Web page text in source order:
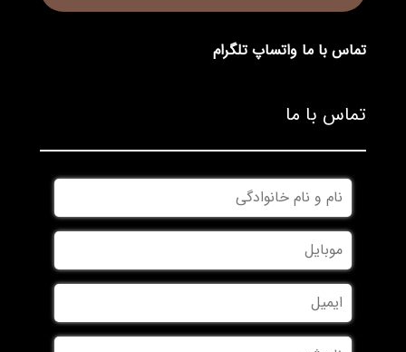
تماس با ما واتساپ تلگرام
تماس با ما